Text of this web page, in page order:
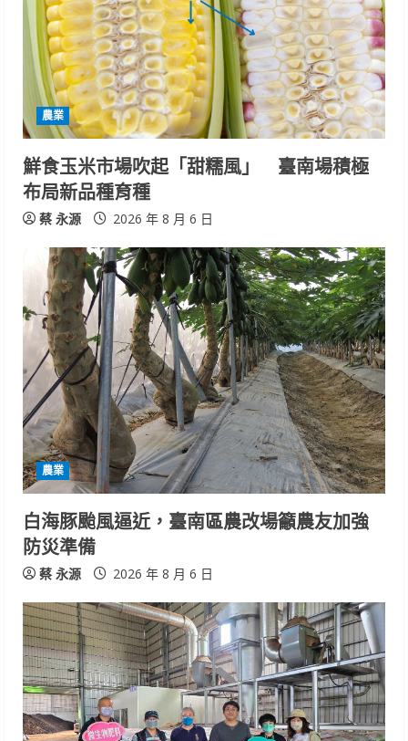
e
a
d
i
n
g
農業
鮮食玉米市場吹起「甜糯風」 臺南場積極
布局新品種育種
蔡 永源 2026 年 8 月 6 日
農業
白海豚颱風逼近，臺南區農改場籲農友加強
防災準備
蔡 永源 2026 年 8 月 6 日